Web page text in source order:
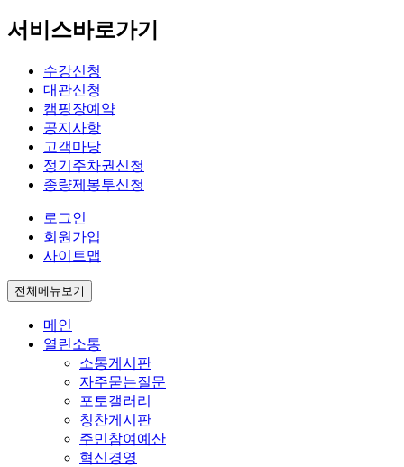
서비스바로가기
수강신청
대관신청
캠핑장예약
공지사항
고객마당
정기주차권신청
종량제봉투신청
로그인
회원가입
사이트맵
전체메뉴보기
메인
열린소통
소통게시판
자주묻는질문
포토갤러리
칭찬게시판
주민참여예산
혁신경영